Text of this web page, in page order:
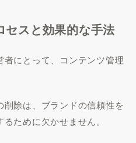
セスと効果的な手法
にとって、コンテンツ管理
削除は、ブランドの信頼性を
ために欠かせません。